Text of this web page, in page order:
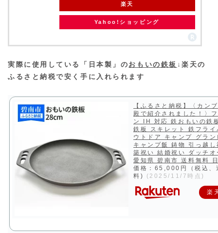
楽天
Yahoo!ショッピング
実際に使用している「日本製」のおもいの鉄板 ↓楽天の
ふるさと納税で安く手に入れられます
【ふるさと納税】〈カン
殿で紹介されました！〉
ン IH 対応 鉄おもいの鉄
鉄板 スキレット 鉄フラ
ウトドア キャンプ グラン
キャンプ飯 鋳物 引っ越
築祝い 結婚祝い ダッチオ
愛知県 碧南市 送料無料
価格：65,000円（税込、
料)
(2025/11/7時点)
楽